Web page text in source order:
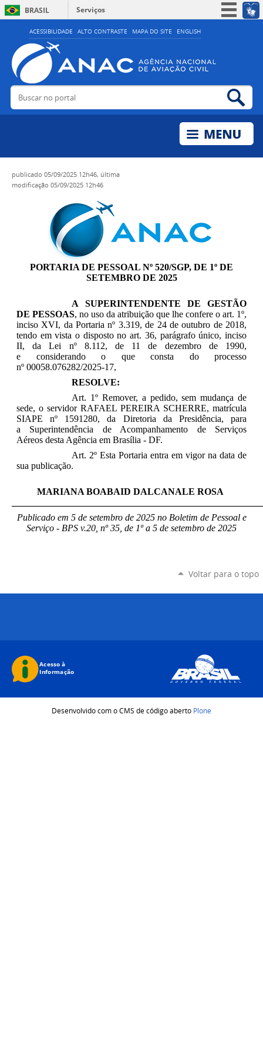
ACESSIBILIDADE ALTO CONTRASTE MAPA DO SITE ENGLISH
BRASIL
Serviços
Simplifique!
Acesso à informação
Legislação
Buscar no portal
publicado 05/09/2025 12h46, última
modificação 05/09/2025 12h46
PORTARIA DE PESSOAL Nº 520/SGP, DE 1º DE
SETEMBRO DE 2025
A SUPERINTENDENTE DE GESTÃO
DE PESSOAS, no uso da atribuição que lhe confere o art. 1º,
inciso XVI, da Portaria nº 3.319, de 24 de outubro de 2018,
tendo em vista o disposto no art. 36, parágrafo único, inciso
II, da Lei nº 8.112, de 11 de dezembro de 1990,
e considerando o que consta do processo
nº 00058.076282/2025-17,
RESOLVE:
Art. 1º Remover, a pedido, sem mudança de
sede, o servidor RAFAEL PEREIRA SCHERRE, matrícula
SIAPE nº 1591280, da Diretoria da Presidência, para
a Superintendência de Acompanhamento de Serviços
Aéreos desta Agência em Brasília - DF.
Art. 2º Esta Portaria entra em vigor na data de
sua publicação.
MARIANA BOABAID DALCANALE ROSA
Publicado em 5 de setembro de 2025 no Boletim de Pessoal e
Serviço - BPS v.20, nº 35, de 1º a 5 de setembro de 2025
Voltar para o topo
Desenvolvido com o CMS de código aberto Plone